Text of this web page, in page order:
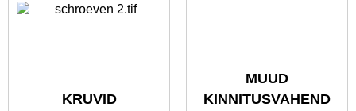
KRUVID
MUUD
KINNITUSVAHEND